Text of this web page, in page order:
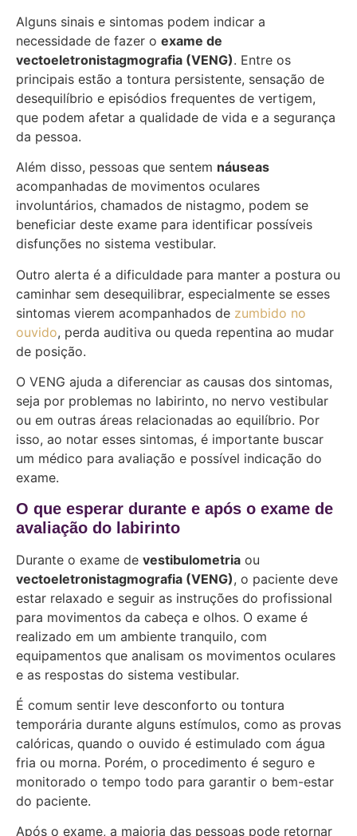
Alguns sinais e sintomas podem indicar a
necessidade de fazer o exame de
vectoeletronistagmografia (VENG). Entre os
principais estão a tontura persistente, sensação de
desequilíbrio e episódios frequentes de vertigem,
que podem afetar a qualidade de vida e a segurança
da pessoa.
Além disso, pessoas que sentem náuseas
acompanhadas de movimentos oculares
involuntários, chamados de nistagmo, podem se
beneficiar deste exame para identificar possíveis
disfunções no sistema vestibular.
Outro alerta é a dificuldade para manter a postura ou
caminhar sem desequilibrar, especialmente se esses
sintomas vierem acompanhados de zumbido no
ouvido, perda auditiva ou queda repentina ao mudar
de posição.
O VENG ajuda a diferenciar as causas dos sintomas,
seja por problemas no labirinto, no nervo vestibular
ou em outras áreas relacionadas ao equilíbrio. Por
isso, ao notar esses sintomas, é importante buscar
um médico para avaliação e possível indicação do
exame.
O que esperar durante e após o exame de
avaliação do labirinto
Durante o exame de vestibulometria ou
vectoeletronistagmografia (VENG), o paciente deve
estar relaxado e seguir as instruções do profissional
para movimentos da cabeça e olhos. O exame é
realizado em um ambiente tranquilo, com
equipamentos que analisam os movimentos oculares
e as respostas do sistema vestibular.
É comum sentir leve desconforto ou tontura
temporária durante alguns estímulos, como as provas
calóricas, quando o ouvido é estimulado com água
fria ou morna. Porém, o procedimento é seguro e
monitorado o tempo todo para garantir o bem-estar
do paciente.
Após o exame, a maioria das pessoas pode retornar